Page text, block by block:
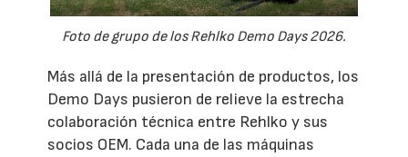
Foto de grupo de los Rehlko Demo Days 2026.
Más allá de la presentación de productos, los
Demo Days pusieron de relieve la estrecha
colaboración técnica entre Rehlko y sus
socios OEM. Cada una de las máquinas